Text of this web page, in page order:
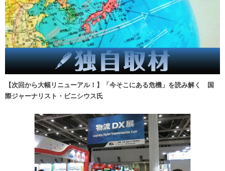
【次回から大幅リニューアル！】「今そこにある危機」を読み解く 国
際ジャーナリスト・ビニシウス氏